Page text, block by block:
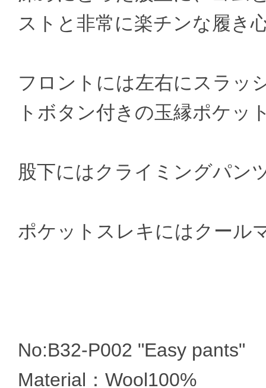
ストと非常に楽チンな履き
フロントには左右にスラッ
トボタン付きの玉縁ポケッ
股下にはクライミングパン
ポケットスレキにはクール
No:B32-P002 "Easy pants"
Material：Wool100%